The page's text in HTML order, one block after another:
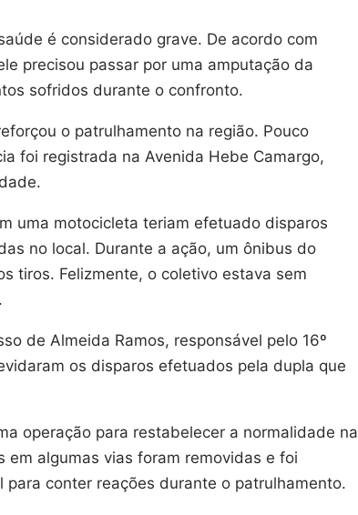
é considerado grave. De acordo com
precisou passar por uma amputação da
sofridos durante o confronto.
o patrulhamento na região. Pouco
foi registrada na Avenida Hebe Camargo,
uma motocicleta teriam efetuado disparos
no local. Durante a ação, um ônibus do
tiros. Felizmente, o coletivo estava sem
de Almeida Ramos, responsável pelo 16º
os disparos efetuados pela dupla que
operação para restabelecer a normalidade na
em algumas vias foram removidas e foi
conter reações durante o patrulhamento.